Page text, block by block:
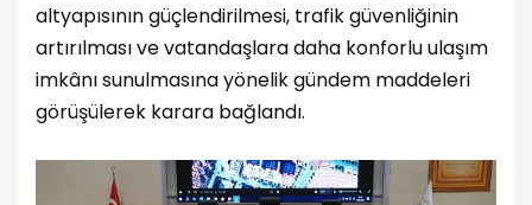
altyapısının güçlendirilmesi, trafik güvenliğinin
artırılması ve vatandaşlara daha konforlu ulaşım
imkânı sunulmasına yönelik gündem maddeleri
görüşülerek karara bağlandı.